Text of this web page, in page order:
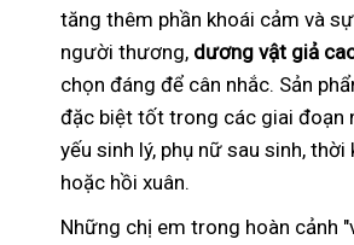
tăng thêm phần khoái cảm và
người thương, dương vật giả
chọn đáng để cân nhắc. Sản
đặc biệt tốt trong các giai đoạn
yếu sinh lý, phụ nữ sau sinh, thời
hoặc hồi xuân.
Những chị em trong hoàn cảnh